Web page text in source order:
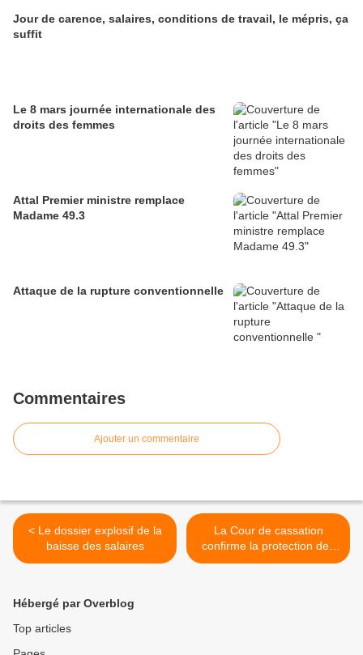
Jour de carence, salaires, conditions de travail, le mépris, ça
suffit
Le 8 mars journée internationale des
droits des femmes
Attal Premier ministre remplace
Madame 49.3
Attaque de la rupture conventionnelle
Commentaires
Ajouter un commentaire
< Le dossier explosif de la
baisse des salaires
La Cour de cassation
confirme la protection des
courriels personnels >
Hébergé par Overblog
Top articles